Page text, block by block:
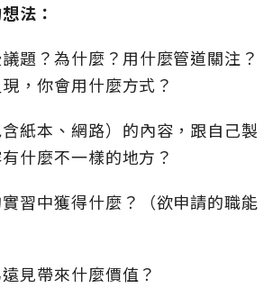
法：
題？為什麼？用什麼管道關注？
，你會用什麼方式？
含紙本、網路）的內容，跟自己製
什麼不一樣的地方？
實習中獲得什麼？（欲申請的職能
見帶來什麼價值？